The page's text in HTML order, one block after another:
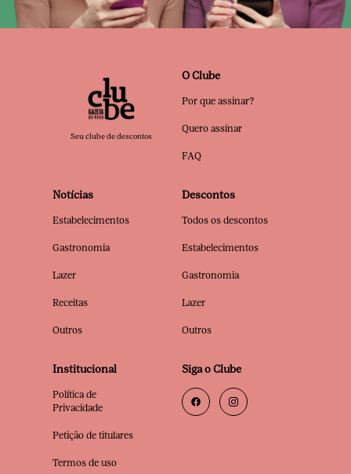
Seu clube de descontos
O Clube
Por que assinar?
Quero assinar
FAQ
Notícias
Estabelecimentos
Gastronomia
Lazer
Receitas
Outros
Descontos
Todos os descontos
Estabelecimentos
Gastronomia
Lazer
Outros
Institucional
Política de
Privacidade
Petição de titulares
Termos de uso
Siga o Clube